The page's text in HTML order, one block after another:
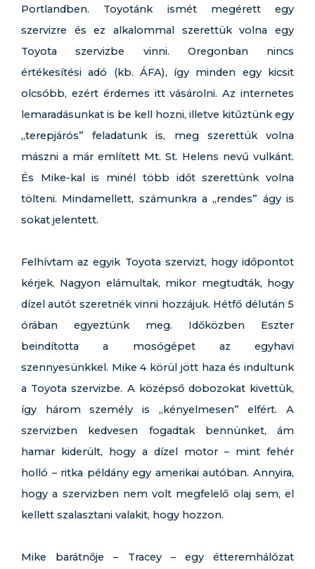
Portlandben. Toyotánk ismét megérett egy
szervizre és ez alkalommal szerettük volna egy
Toyota szervizbe vinni. Oregonban nincs
értékesítési adó (kb. ÁFA), így minden egy kicsit
olcsóbb, ezért érdemes itt vásárolni. Az internetes
lemaradásunkat is be kell hozni, illetve kitűztünk egy
„terepjárós” feladatunk is, meg szerettük volna
mászni a már említett Mt. St. Helens nevű vulkánt.
És Mike-kal is minél több időt szerettünk volna
tölteni. Mindamellett, számunkra a „rendes” ágy is
sokat jelentett.
Felhívtam az egyik Toyota szervizt, hogy időpontot
kérjek. Nagyon elámultak, mikor megtudták, hogy
dízel autót szeretnék vinni hozzájuk. Hétfő délután 5
órában egyeztünk meg. Időközben Eszter
beindította a mosógépet az egyhavi
szennyesünkkel. Mike 4 körül jött haza és indultunk
a Toyota szervizbe. A középső dobozokat kivettük,
így három személy is „kényelmesen” elfért. A
szervizben kedvesen fogadtak bennünket, ám
hamar kiderült, hogy a dízel motor – mint fehér
holló – ritka példány egy amerikai autóban. Annyira,
hogy a szervizben nem volt megfelelő olaj sem, el
kellett szalasztani valakit, hogy hozzon.
Mike barátnője – Tracey – egy étteremhálózat